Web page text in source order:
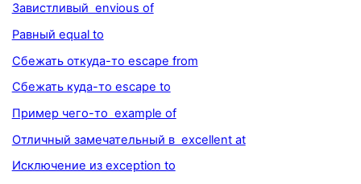
Завистливый envious of
Равный equal to
Сбежать откуда-то escape from
Сбежать куда-то escape to
Пример чего-то example of
Отличный замечательный в excellent at
Исключение из exception to